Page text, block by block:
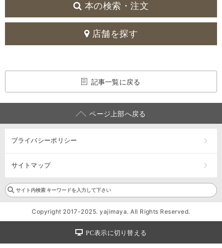
本の検索・注文
店舗を探す
記事一覧に戻る
ページ上部へ戻る
プライバシーポリシー
サイトマップ
Copyright 2017-2025. yajimaya. All Rights Reserved.
PC表示に切り替える